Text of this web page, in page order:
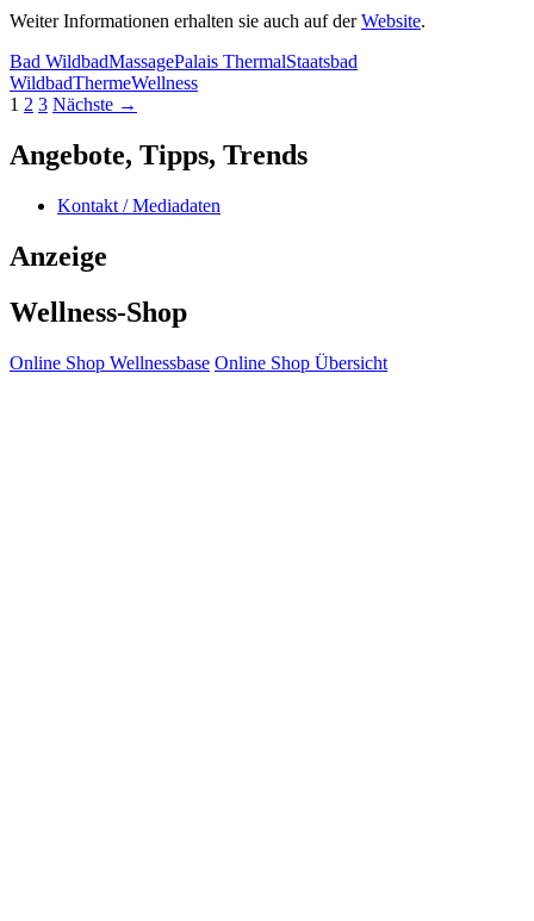
Weiter Informationen erhalten sie auch auf derWebsite.
Bad WildbadMassagePalais ThermalStaatsbad
WildbadThermeWellness
Beitragsnavigation
1 2 3 Nächste →
Angebote, Tipps, Trends
Kontakt / Mediadaten
Anzeige
Wellness-Shop
Online Shop Wellnessbase Online Shop Übersicht